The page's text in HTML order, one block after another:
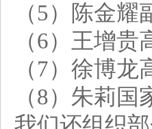
（5）陈金
（6）王增
（7）徐博
（8）朱莉